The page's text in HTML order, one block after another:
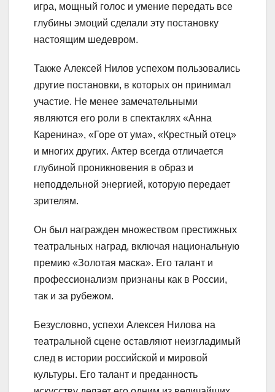
игра, мощный голос и умение передать все
глубины эмоций сделали эту постановку
настоящим шедевром.
Также Алексей Нилов успехом пользовались
другие постановки, в которых он принимал
участие. Не менее замечательными
являются его роли в спектаклях «Анна
Каренина», «Горе от ума», «Крестный отец»
и многих других. Актер всегда отличается
глубиной проникновения в образ и
неподдельной энергией, которую передает
зрителям.
Он был награжден множеством престижных
театральных наград, включая национальную
премию «Золотая маска». Его талант и
профессионализм признаны как в России,
так и за рубежом.
Безусловно, успехи Алексея Нилова на
театральной сцене оставляют неизгладимый
след в истории российской и мировой
культуры. Его талант и преданность